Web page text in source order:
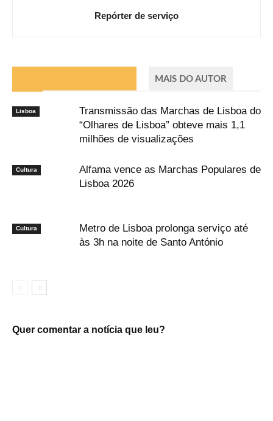
Repórter de serviço
MAIS DO AUTOR
Lisboa
Transmissão das Marchas de Lisboa do
“Olhares de Lisboa” obteve mais 1,1
milhões de visualizações
Cultura
Alfama vence as Marchas Populares de
Lisboa 2026
Cultura
Metro de Lisboa prolonga serviço até
às 3h na noite de Santo António
Quer comentar a notícia que leu?